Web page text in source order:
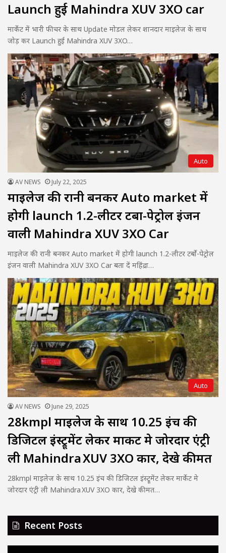
Launch हुई Mahindra XUV 3XO car
मार्केट में भारी फीचर के साथ Update मोडल लेकर शानदार माइलेज के साथ
जोड़ कर Launch हुई Mahindra XUV 3XO…
Auto
AV NEWS July 22, 2025
माइलेज की रानी बनकर Auto market में
होगी launch 1.2-लीटर टर्बो-पेट्रोल इंजन
वाली Mahindra XUV 3XO Car
माइलेज की रानी बनकर Auto market में होगी launch 1.2-लीटर टर्बो-पेट्रोल
इंजन वाली Mahindra XUV 3XO Car बता दें महिंद्रा…
Auto
AV NEWS June 29, 2025
28kmpl माइलेज के साथ 10.25 इंच की
डिजिटल इंस्ट्रूमेंट लेकर मार्केट मे जोरदार एंट्री
ली Mahindra XUV 3XO कार, देखे कीमत
28kmpl माइलेज के साथ 10.25 इंच की डिजिटल इंस्ट्रूमेंट लेकर मार्केट मे
जोरदार एंट्री ली Mahindra XUV 3XO कार, देखे कीमत…
Recent Posts